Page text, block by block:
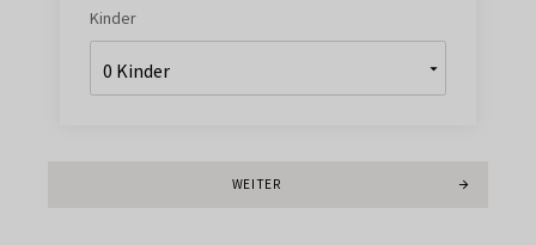
Kinder
WEITER